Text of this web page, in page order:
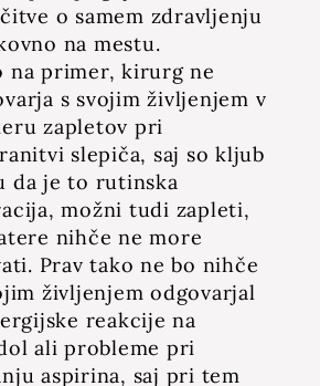
o samem zdravljenju
na mestu.
na primer, kirurg ne
s svojim življenjem v
zapletov pri
slepiča, saj so kljub
da je to rutinska
možni tudi zapleti,
nihče ne more
Prav tako ne bo nihče
življenjem odgovarjal
reakcije na
ali probleme pri
aspirina, saj pri tem